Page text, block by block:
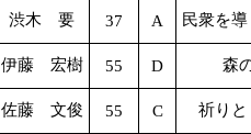
渋木 要 37 A 民衆を
伊藤 宏樹 55 D 森
佐藤 文俊 55 C 祈り